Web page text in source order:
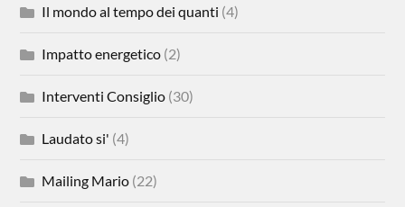
Il mondo al tempo dei quanti (4)
Impatto energetico (2)
Interventi Consiglio (30)
Laudato si' (4)
Mailing Mario (22)